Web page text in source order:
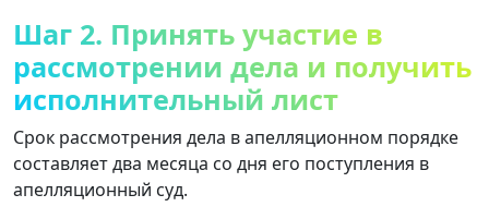
Шаг 2. Принять участие в
рассмотрении дела и получить
исполнительный лист
Срок рассмотрения дела в апелляционном порядке
составляет два месяца со дня его поступления в
апелляционный суд.